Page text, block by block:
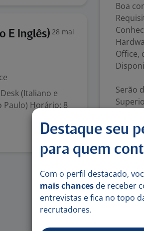
E Inglês) 28 mai
(Italiano e
Paulo) Horário: 8
Boa
Office,
Serão
OBS.:
O
Destaque seu
para quem
Com o perfil destacado,
mais chances de receber
entrevistas e fica no topo
recrutadores.